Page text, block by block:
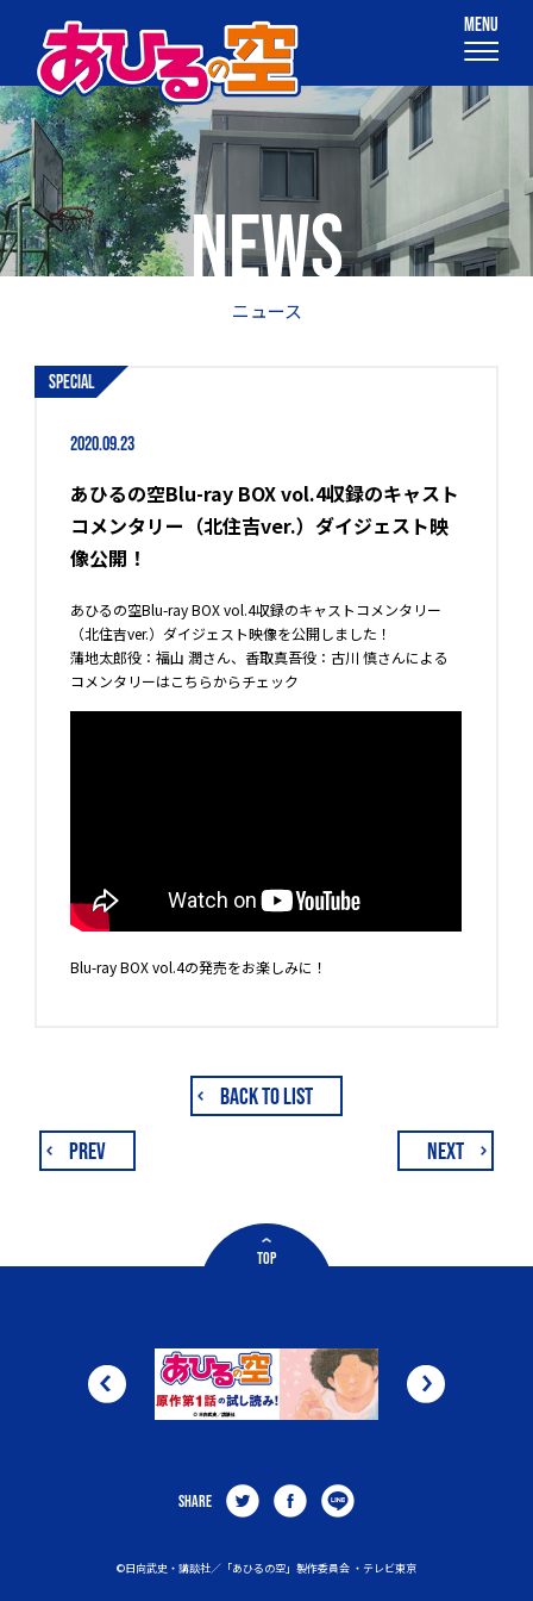
NEWS
ニュース
special
2020.09.23
あひるの空Blu-ray BOX vol.4収録のキャスト
コメンタリー（北住吉ver.）ダイジェスト映
像公開！
あひるの空Blu-ray BOX vol.4収録のキャストコメンタリー
（北住吉ver.）ダイジェスト映像を公開しました！
蒲地太郎役：福山 潤さん、香取真吾役：古川 慎さんによる
コメンタリーはこちらからチェック
Blu-ray BOX vol.4の発売をお楽しみに！
PREV
BACK TO LIST
NEXT
TOP
SHARE
©日向武史・講談社／「あひるの空」製作委員会 ・テレビ東京